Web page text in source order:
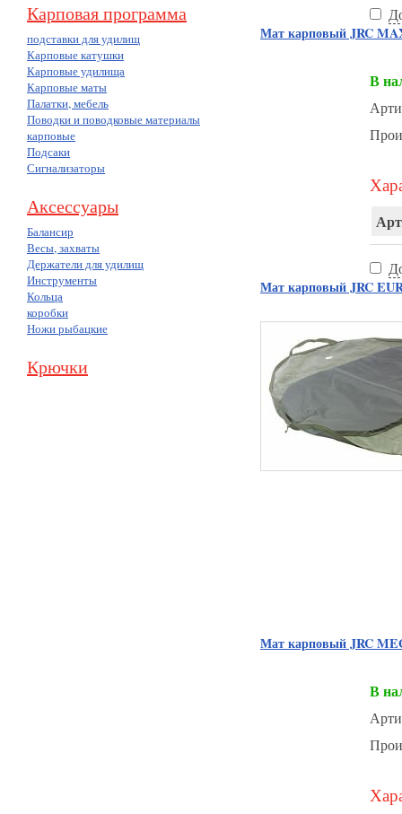
Карповая программа
подставки для удилищ
Карповые катушки
Карповые удилища
Карповые маты
Палатки, мебель
Поводки и поводковые материалы
карповые
Подсаки
Сигнализаторы
Аксессуары
Балансир
Весы, захваты
Держатели для удилищ
Инструменты
Кольца
коробки
Ножи рыбацкие
Крючки
Мат карповый JRC
В
Мат карповый JRC
Мат карповый JRC
В